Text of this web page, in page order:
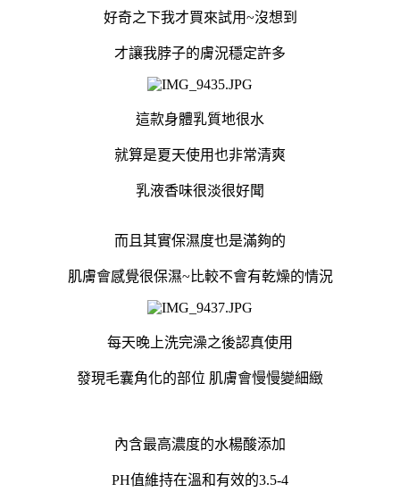
好奇之下我才買來試用~沒想到
才讓我脖子的膚況穩定許多
這款身體乳質地很水
就算是夏天使用也非常清爽
乳液香味很淡很好聞
而且其實保濕度也是滿夠的
肌膚會感覺很保濕~比較不會有乾燥的情況
每天晚上洗完澡之後認真使用
發現毛囊角化的部位 肌膚會慢慢變細緻
內含最高濃度的水楊酸添加
PH值維持在溫和有效的3.5-4